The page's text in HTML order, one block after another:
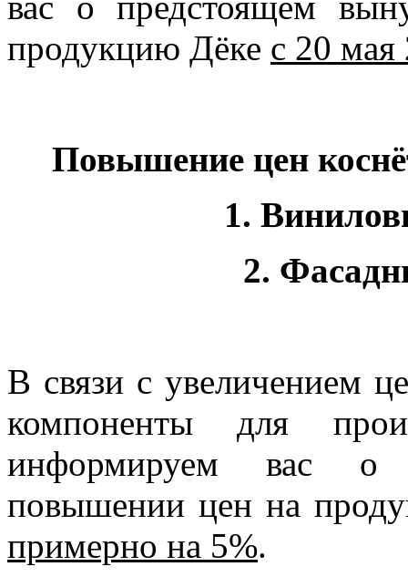
продукцию Дёке с 20 мая
Повышение цен
1.
2.
В связи с увеличением
компоненты для
информируем вас о
повышении цен на
примерно на 5%.